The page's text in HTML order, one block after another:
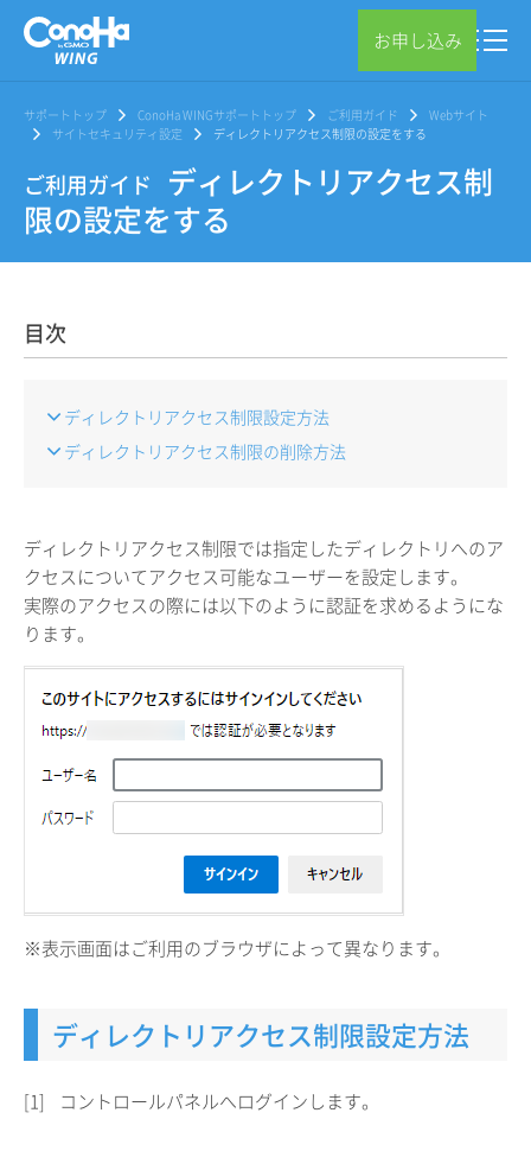
お申し込み
サポートトップ ConoHa WINGサポートトップ ご利用ガイド
Webサイト
サイトセキュリティ設定
ディレクトリアクセス制限の設定をする
ご利用ガイド
ディレクトリアクセス制
限の設定をする
目次
ディレクトリアクセス制限設定方法
ディレクトリアクセス制限の削除方法
ディレクトリアクセス制限では指定したディレクトリへのア
クセスについてアクセス可能なユーザーを設定します。
実際のアクセスの際には以下のように認証を求めるようにな
ります。
※表示画面はご利用のブラウザによって異なります。
ディレクトリアクセス制限設定方法
[1] コントロールパネルへログインします。